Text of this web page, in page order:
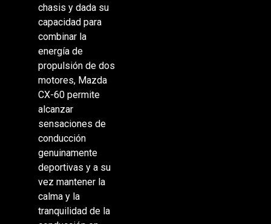
chasis y dada su
capacidad para
combinar la
energía de
propulsión de dos
motores, Mazda
CX-60 permite
alcanzar
sensaciones de
conducción
genuinamente
deportivas y a su
vez mantener la
calma y la
tranquilidad de la